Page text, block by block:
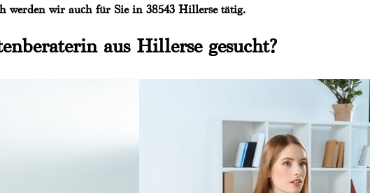
werden wir auch für Sie in 38543 Hillerse tätig.
aus Hillerse gesucht?